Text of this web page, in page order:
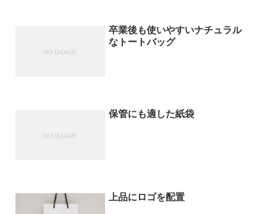
卒業後も使いやすいナチュラル
なトートバッグ
保管にも適した紙袋
上品にロゴを配置